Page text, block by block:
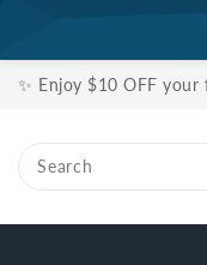
✨ Enjoy $10 OFF